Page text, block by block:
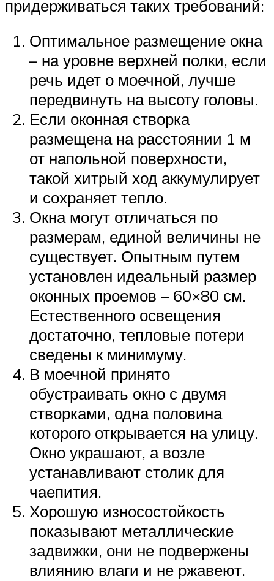
придерживаться таких требований:
Оптимальное размещение окна
– на уровне верхней полки, если
речь идет о моечной, лучше
передвинуть на высоту головы.
Если оконная створка
размещена на расстоянии 1 м
от напольной поверхности,
такой хитрый ход аккумулирует
и сохраняет тепло.
Окна могут отличаться по
размерам, единой величины не
существует. Опытным путем
установлен идеальный размер
оконных проемов – 60×80 см.
Естественного освещения
достаточно, тепловые потери
сведены к минимуму.
В моечной принято
обустраивать окно с двумя
створками, одна половина
которого открывается на улицу.
Окно украшают, а возле
устанавливают столик для
чаепития.
Хорошую износостойкость
показывают металлические
задвижки, они не подвержены
влиянию влаги и не ржавеют.